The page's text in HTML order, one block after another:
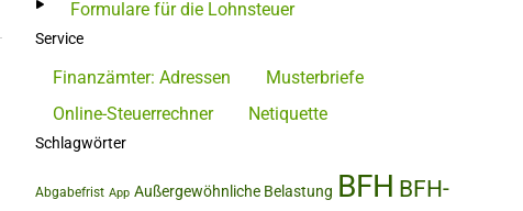
Formulare für die Lohnsteuer
Service
Finanzämter: Adressen
Musterbriefe
Online-Steuerrechner
Netiquette
Schlagwörter
Abgabefrist App Außergewöhnliche Belastung BFH BFH-